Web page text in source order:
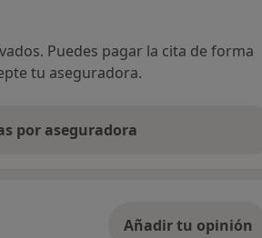
Puedes pagar la cita de forma
tu aseguradora.
por aseguradora
Añadir tu opinión